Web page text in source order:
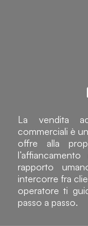
La vendita
commerciali è
offre alla
rapporto
intercorre fra
operatore ti
passo a passo.